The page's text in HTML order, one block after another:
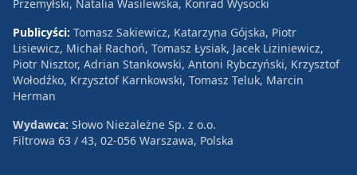
Przemyłski, Natalia Wasilewska, Konrad Wysocki
Publicyści: Tomasz Sakiewicz, Katarzyna Gójska, Piotr
Lisiewicz, Michał Rachoń, Tomasz Łysiak, Jacek Liziniewicz,
Piotr Nisztor, Adrian Stankowski, Antoni Rybczyński, Krzysztof
Wołodźko, Krzysztof Karnkowski, Tomasz Teluk, Marcin
Herman
Wydawca: Słowo Niezależne Sp. z o.o.
Filtrowa 63 / 43, 02-056 Warszawa, Polska